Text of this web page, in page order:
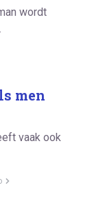
wordt
men
vaak ook